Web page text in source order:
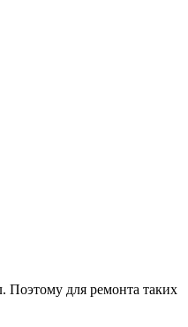
Поэтому для ремонта таких